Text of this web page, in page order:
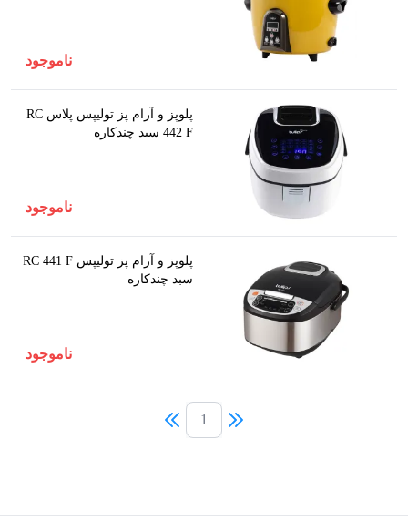
ناموجود
پلوپز و آرام پز توليپس پلاس RC
442 F سبد چندکاره
ناموجود
پلوپز و آرام پز توليپس RC 441 F
سبد چندکاره
ناموجود
1